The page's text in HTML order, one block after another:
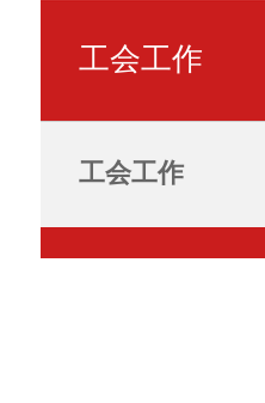
工会工作
工会工作